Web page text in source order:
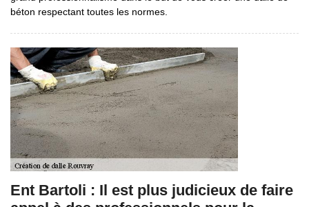
béton respectant toutes les normes.
Ent Bartoli : Il est plus judicieux de faire